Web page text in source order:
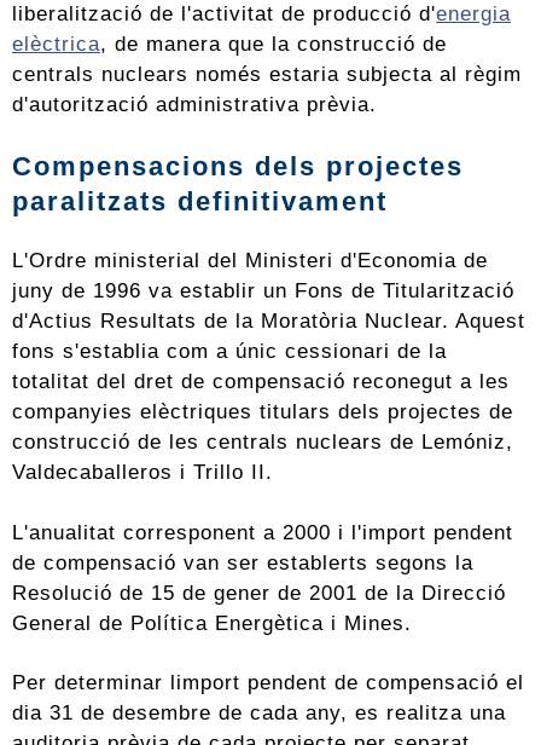
liberalització de l'activitat de producció d'energia
elèctrica, de manera que la construcció de
centrals nuclears només estaria subjecta al règim
d'autorització administrativa prèvia.
Compensacions dels projectes
paralitzats definitivament
L'Ordre ministerial del Ministeri d'Economia de
juny de 1996 va establir un Fons de Titularització
d'Actius Resultats de la Moratòria Nuclear. Aquest
fons s'establia com a únic cessionari de la
totalitat del dret de compensació reconegut a les
companyies elèctriques titulars dels projectes de
construcció de les centrals nuclears de Lemóniz,
Valdecaballeros i Trillo II.
L'anualitat corresponent a 2000 i l'import pendent
de compensació van ser establerts segons la
Resolució de 15 de gener de 2001 de la Direcció
General de Política Energètica i Mines.
Per determinar limport pendent de compensació el
dia 31 de desembre de cada any, es realitza una